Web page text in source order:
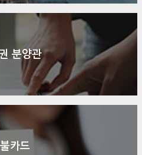
분양관
카드